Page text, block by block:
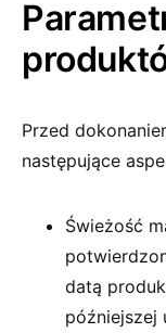
Przed
następujące
Świeżość
datą
późniejszej